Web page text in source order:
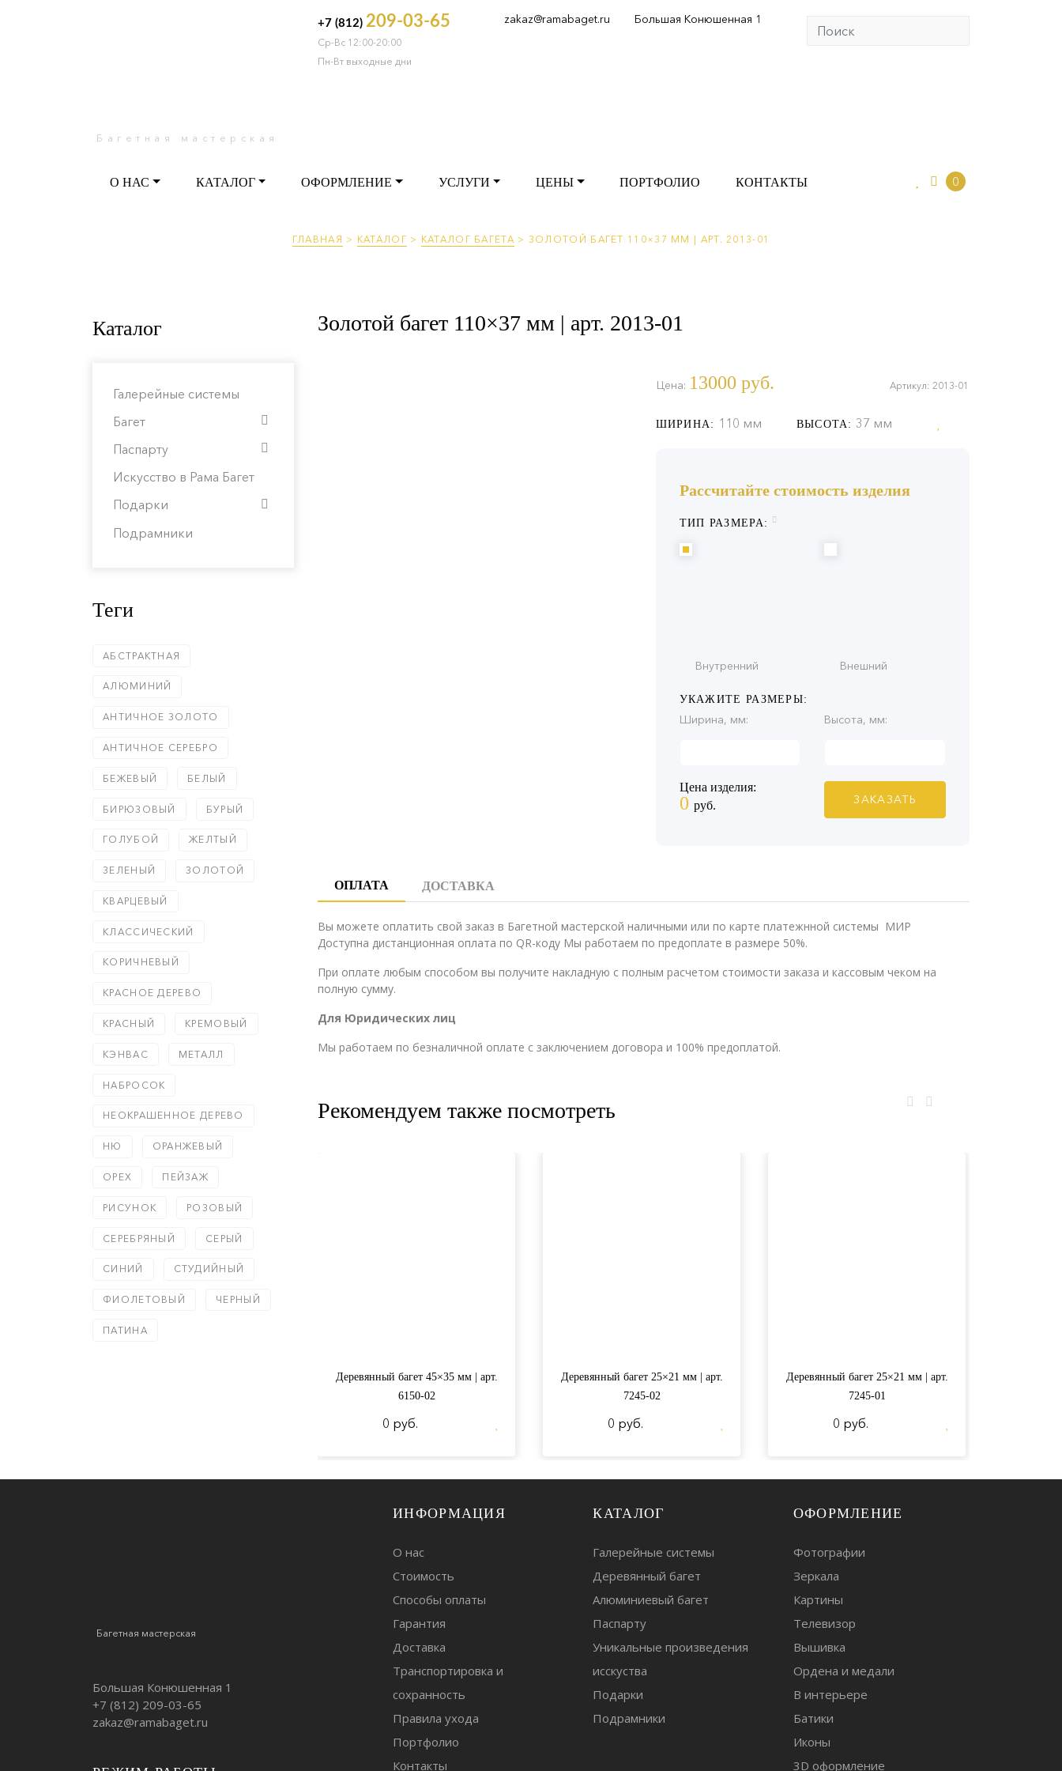
Багетная мастерская
+7 (812) 209-03-65
Ср-Вс 12:00-20:00
Пн-Вт выходные дни
zakaz@ramabaget.ru Большая Конюшенная 1
О НАС КАТАЛОГ ОФОРМЛЕНИЕ УСЛУГИ ЦЕНЫ ПОРТФОЛИО КОНТАКТЫ 0
ГЛАВНАЯ > КАТАЛОГ > КАТАЛОГ БАГЕТА > ЗОЛОТОЙ БАГЕТ 110×37 ММ | АРТ. 2013-01
Каталог
Галерейные системы
Багет
Паспарту
Искусство в Рама Багет
Подарки
Подрамники
Теги
АБСТРАКТНАЯ
АЛЮМИНИЙ
АНТИЧНОЕ ЗОЛОТО
АНТИЧНОЕ СЕРЕБРО
БЕЖЕВЫЙ БЕЛЫЙ
БИРЮЗОВЫЙ БУРЫЙ
ГОЛУБОЙ ЖЕЛТЫЙ
ЗЕЛЕНЫЙ ЗОЛОТОЙ
КВАРЦЕВЫЙ
КЛАССИЧЕСКИЙ
КОРИЧНЕВЫЙ
КРАСНОЕ ДЕРЕВО
КРАСНЫЙ КРЕМОВЫЙ
КЭНВАС МЕТАЛЛ
НАБРОСОК
НЕОКРАШЕННОЕ ДЕРЕВО
НЮ ОРАНЖЕВЫЙ
ОРЕХ ПЕЙЗАЖ
РИСУНОК РОЗОВЫЙ
СЕРЕБРЯНЫЙ СЕРЫЙ
СИНИЙ СТУДИЙНЫЙ
ФИОЛЕТОВЫЙ ЧЕРНЫЙ
ПАТИНА
Золотой багет 110×37 мм | арт. 2013-01
Цена: 13000 руб. Артикул: 2013-01
ШИРИНА: 110 мм ВЫСОТА: 37 мм
Рассчитайте стоимость изделия
ТИП РАЗМЕРА:
Внутренний Внешний
УКАЖИТЕ РАЗМЕРЫ:
Ширина, мм: Высота, мм:
Цена изделия:
0 руб. ЗАКАЗАТЬ
ОПЛАТА ДОСТАВКА
Вы можете оплатить свой заказ в Багетной мастерской наличными или по карте платежнной системы МИР
Доступна дистанционная оплата по QR-коду Мы работаем по предоплате в размере 50%.
При оплате любым способом вы получите накладную с полным расчетом стоимости заказа и кассовым чеком на
полную сумму.
Для Юридических лиц
Мы работаем по безналичной оплате с заключением договора и 100% предоплатой.
Рекомендуем также посмотреть
Деревянный багет 45×35 мм | арт.
6150-02
0 руб.
Деревянный багет 25×21 мм | арт.
7245-02
0 руб.
Деревянный багет 25×21 мм | арт.
7245-01
0 руб.
Багетная мастерская
Большая Конюшенная 1
+7 (812) 209-03-65
zakaz@ramabaget.ru
ИНФОРМАЦИЯ
О нас
Стоимость
Способы оплаты
Гарантия
Доставка
Транспортировка и
сохранность
Правила ухода
Портфолио
Контакты
КАТАЛОГ
Галерейные системы
Деревянный багет
Алюминиевый багет
Паспарту
Уникальные произведения
исскуства
Подарки
Подрамники
ОФОРМЛЕНИЕ
Фотографии
Зеркала
Картины
Телевизор
Вышивка
Ордена и медали
В интерьере
Батики
Иконы
3D оформление